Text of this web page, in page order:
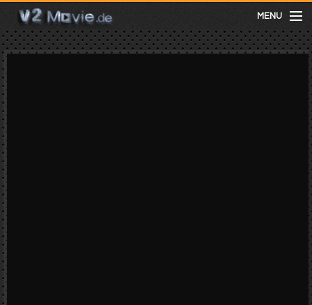
MENU
meist gesehen